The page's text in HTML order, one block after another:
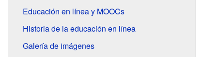
Educación en línea y MOOCs
Historia de la educación en línea
Galería de imágenes